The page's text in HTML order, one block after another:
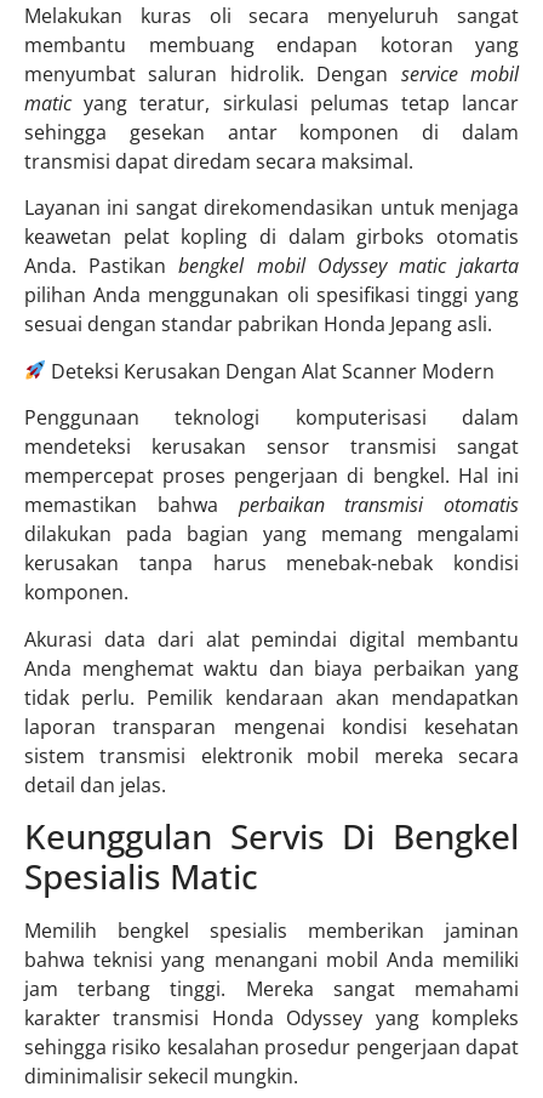
Melakukan kuras oli secara menyeluruh sangat
membantu membuang endapan kotoran yang
menyumbat saluran hidrolik. Dengan service mobil
maticyang teratur, sirkulasi pelumas tetap lancar
sehingga gesekan antar komponen di dalam
transmisi dapat diredam secara maksimal.
Layanan ini sangat direkomendasikan untuk menjaga
keawetan pelat kopling di dalam girboks otomatis
Anda. Pastikanbengkel mobil Odyssey matic jakarta
pilihan Anda menggunakan oli spesifikasi tinggi yang
sesuai dengan standar pabrikan Honda Jepang asli.
Deteksi Kerusakan Dengan Alat Scanner Modern
Penggunaan teknologi komputerisasi dalam
mendeteksi kerusakan sensor transmisi sangat
mempercepat proses pengerjaan di bengkel. Hal ini
memastikan bahwa perbaikan transmisi otomatis
dilakukan pada bagian yang memang mengalami
kerusakan tanpa harus menebak-nebak kondisi
komponen.
Akurasi data dari alat pemindai digital membantu
Anda menghemat waktu dan biaya perbaikan yang
tidak perlu. Pemilik kendaraan akan mendapatkan
laporan transparan mengenai kondisi kesehatan
sistem transmisi elektronik mobil mereka secara
detail dan jelas.
Keunggulan Servis Di Bengkel
Spesialis Matic
Memilih bengkel spesialis memberikan jaminan
bahwa teknisi yang menangani mobil Anda memiliki
jam terbang tinggi. Mereka sangat memahami
karakter transmisi Honda Odyssey yang kompleks
sehingga risiko kesalahan prosedur pengerjaan dapat
diminimalisir sekecil mungkin.